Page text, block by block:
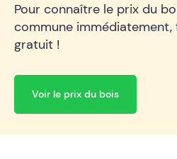
Pour connaître le prix du
commune immédiatement,
gratuit !
Voir le prix du bois